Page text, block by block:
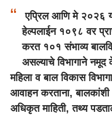
एप्रिल आणि मे २०२६
हेल्पलाईन १०९८ वर
करत १०१ संभाव्य
असल्याचे विभागाने
महिला व बाल विकास
आवाहन करताना,
अधिकृत माहिती, तथ्य